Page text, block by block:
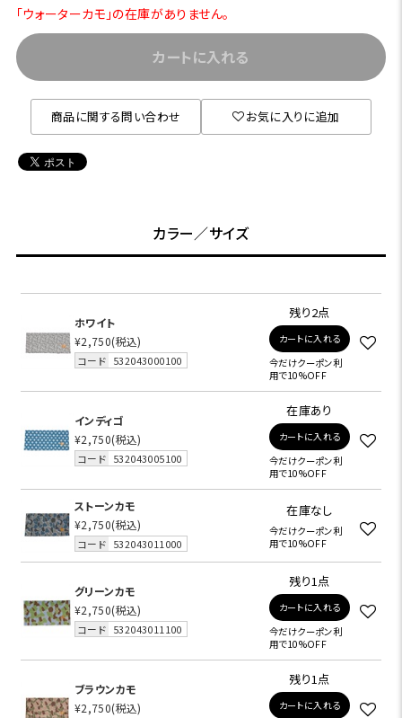
「ウォーターカモ」の在庫がありません。
カートに入れる
商品に関する問い合わせ お気に入りに追加
カラー／サイズ
ホワイト
¥2,750(税込)
コード 532043000100
残り2点
カートに入れる
今だけクーポン利
用で10%OFF
インディゴ
¥2,750(税込)
コード 532043005100
在庫あり
カートに入れる
今だけクーポン利
用で10%OFF
ストーンカモ
¥2,750(税込)
コード 532043011000
在庫なし
今だけクーポン利
用で10%OFF
グリーンカモ
¥2,750(税込)
コード 532043011100
残り1点
カートに入れる
今だけクーポン利
用で10%OFF
ブラウンカモ
¥2,750(税込)
残り1点
カートに入れる